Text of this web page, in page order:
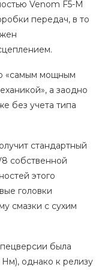
Venom F5-M
передач, в то
«самым мощным
а заодно
без учета типа
стандартный
собственной
этого
головки
смазки с сухим
была
Нм), однако к релизу